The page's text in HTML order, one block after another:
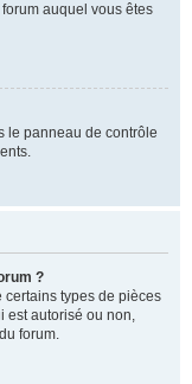
auquel vous êtes
le panneau de contrôle
?
types de pièces
est autorisé ou non,
forum.